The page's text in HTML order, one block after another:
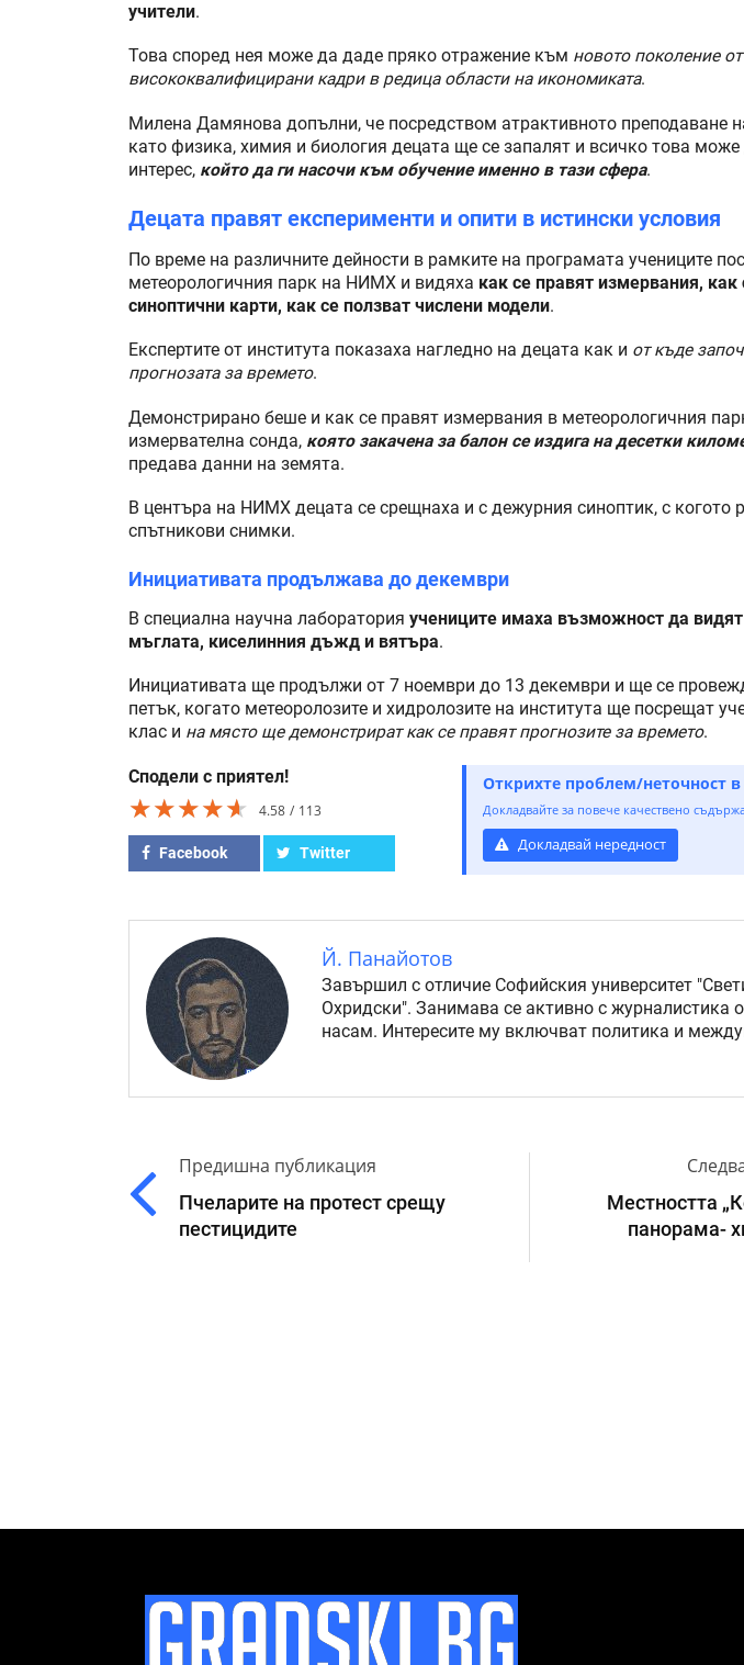
учители.
Това според нея може да даде пряко отражение към новото поколение от
висококвалифицирани кадри в редица области на икономиката.
Милена Дамянова допълни, че посредством атрактивното преподаване
като физика, химия и биология децата ще се запалят и всичко това може
интерес, който да ги насочи към обучение именно в тази сфера.
Децата правят експерименти и опити в истински условия
По време на различните дейности в рамките на програмата учениците
метеорологичния парк на НИМХ и видяха как се правят измервания, как
синоптични карти, как се ползват числени модели.
Експертите от института показаха нагледно на децата как и от къде
прогнозата за времето.
Демонстрирано беше и как се правят измервания в метеорологичния
измервателна сонда, която закачена за балон се издига на десетки
предава данни на земята.
В центъра на НИМХ децата се срещнаха и с дежурния синоптик, с когото
спътникови снимки.
Инициативата продължава до декември
В специална научна лаборатория учениците имаха възможност да видят
мъглата, киселинния дъжд и вятъра.
Инициативата ще продължи от 7 ноември до 13 декември и ще се
петък, когато метеоролозите и хидролозите на института ще посрещат
клас и на място ще демонстрират как се правят прогнозите за времето.
Сподели с приятел!
★★★★★
★★★★★
★★★★★ 4.58 113
Facebook Twitter
Открихте проблем/неточност в
Докладвайте за повече качествено
Докладвай нередност
Й. Панайотов
Завършил с отличие Софийския университет
Охридски". Занимава се активно с журналистика
насам. Интересите му включват политика и
Предишна публикация
Пчеларите на протест срещу
пестицидите
Местността
панорама-